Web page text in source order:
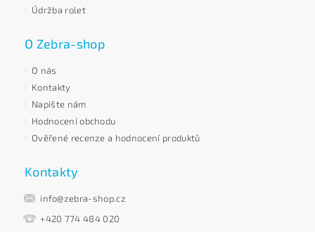
Údržba rolet
O Zebra-shop
O nás
Kontakty
Napište nám
Hodnocení obchodu
Ověřené recenze a hodnocení produktů
Kontakty
info@zebra-shop.cz
+420 774 484 020